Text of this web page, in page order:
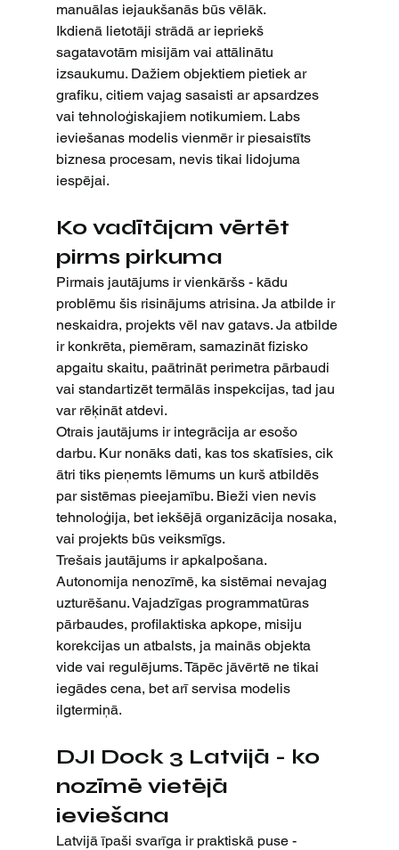
manuālas iejaukšanās būs vēlāk.
Ikdienā lietotāji strādā ar iepriekš
sagatavotām misijām vai attālinātu
izsaukumu. Dažiem objektiem pietiek ar
grafiku, citiem vajag sasaisti ar apsardzes
vai tehnoloģiskajiem notikumiem. Labs
ieviešanas modelis vienmēr ir piesaistīts
biznesa procesam, nevis tikai lidojuma
iespējai.
Ko vadītājam vērtēt
pirms pirkuma
Pirmais jautājums ir vienkāršs - kādu
problēmu šis risinājums atrisina. Ja atbilde ir
neskaidra, projekts vēl nav gatavs. Ja atbilde
ir konkrēta, piemēram, samazināt fizisko
apgaitu skaitu, paātrināt perimetra pārbaudi
vai standartizēt termālās inspekcijas, tad jau
var rēķināt atdevi.
Otrais jautājums ir integrācija ar esošo
darbu. Kur nonāks dati, kas tos skatīsies, cik
ātri tiks pieņemts lēmums un kurš atbildēs
par sistēmas pieejamību. Bieži vien nevis
tehnoloģija, bet iekšējā organizācija nosaka,
vai projekts būs veiksmīgs.
Trešais jautājums ir apkalpošana.
Autonomija nenozīmē, ka sistēmai nevajag
uzturēšanu. Vajadzīgas programmatūras
pārbaudes, profilaktiska apkope, misiju
korekcijas un atbalsts, ja mainās objekta
vide vai regulējums. Tāpēc jāvērtē ne tikai
iegādes cena, bet arī servisa modelis
ilgtermiņā.
DJI Dock 3 Latvijā - ko
nozīmē vietējā
ieviešana
Latvijā īpaši svarīga ir praktiskā puse -